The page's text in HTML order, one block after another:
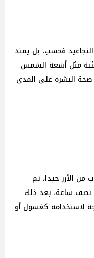
فحسب، بل يمتد
مثل أشعة الشمس
البشرة على المدى
الأرز جيدا، ثم
نصف ساعة، بعد ذلك
لاستخدامه كغسول أو